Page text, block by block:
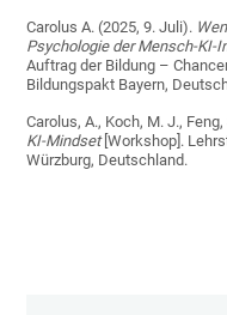
Carolus A. (2025, 9. Juli).
Psychologie der Mensch-KI-
Auftrag der Bildung –
Bildungspakt Bayern,
Carolus, A., Koch, M. J.,
KI-Mindset[Workshop].
Würzburg, Deutschland.